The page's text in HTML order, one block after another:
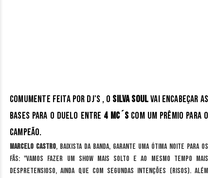
Comumente feita por DJ's , o Silva Soulvai encabeçar as
bases para o duelo entre 4 MC´s com um prêmio para o
campeão.
Marcelo Castro, baixista da banda, garante uma ótima noite para os
fãs: "Vamos fazer um show mais solto e ao mesmo tempo mais
despretensioso, ainda que com segundas intenções (risos). Além